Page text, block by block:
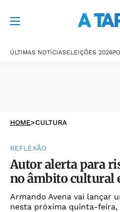
ÚLTIMAS NOTÍCIASELEIÇÕES 2026
HOME>CULTURA
REFLEXÃO
Autor alerta para
no âmbito cultural
Armando Avena vai lançar
nesta próxima quinta-feira,